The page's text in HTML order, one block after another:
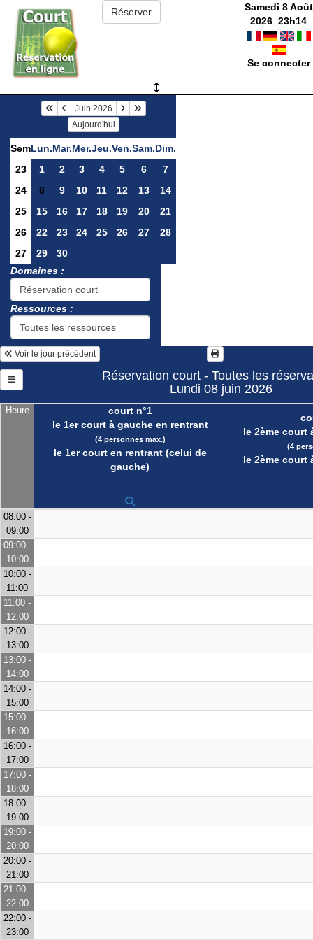
Samedi 8 Août
2026 23h14
Se connecter
Juin 2026
Aujourd'hui
SemLun.Mar.Mer.Jeu.Ven.Sam.Dim.
23
1 2 3 4 5 6
7
24
8 9 10 11 12 13
14
25
15 16 17 18 19 20
21
26
22 23 24 25 26 27
28
27
29
30
Domaines :
Ressources :
Voir le jour précédent
Réservation court - Toutes les
Lundi 08 juin 2026
Heure
court n°1
le 1er court à gauche en rentrant
(4 personnes max.)
le 1er court en rentrant (celui de
gauche)
le 2ème court
(4
le 2ème court
08:00 -
09:00
09:00 -
10:00
10:00 -
11:00
11:00 -
12:00
12:00 -
13:00
13:00 -
14:00
14:00 -
15:00
15:00 -
16:00
16:00 -
17:00
17:00 -
18:00
18:00 -
19:00
19:00 -
20:00
20:00 -
21:00
21:00 -
22:00
22:00 -
23:00